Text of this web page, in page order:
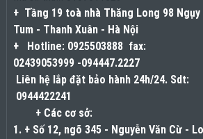
+ Tầng 19 toà nhà Thăng Long 98 Ngụy
Tum - Thanh Xuân - Hà Nội
+
Hotline: 0925503888fax:
02439053999-094447.2227
Liên hệ lắp đặt bảo hành 24h/24. Sdt:
0944422241
+ Các cơ sở:
1. + Số 12, ngõ 345 - Nguyễn Văn Cừ -